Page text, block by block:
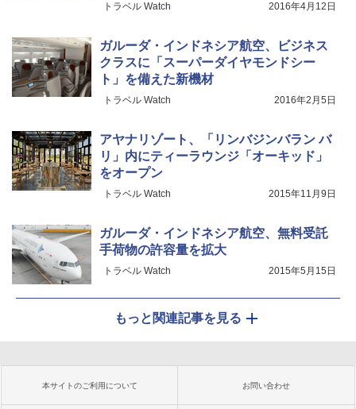
トラベル Watch 2016年4月12日
ガルーダ・インドネシア航空、ビジネス
クラスに「スーパーダイヤモンドシー
ト」を備えた新機材
トラベル Watch 2016年2月5日
アヤナリゾート、「リンバジンバラン バ
リ」内にティーラウンジ「オーキッド」
をオープン
トラベル Watch 2015年11月9日
ガルーダ・インドネシア航空、無料受託
手荷物の許容量を拡大
トラベル Watch 2015年5月15日
もっと関連記事を見る
本サイトのご利用について お問い合わせ